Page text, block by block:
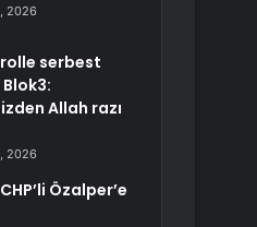
2026
serbest
Blok3:
Allah razı
2026
Özalper’e